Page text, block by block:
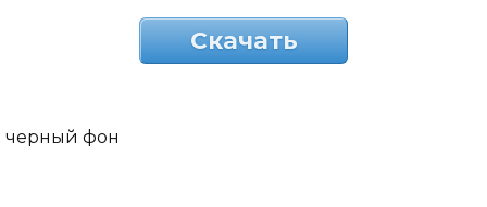
Скачать
черный фон